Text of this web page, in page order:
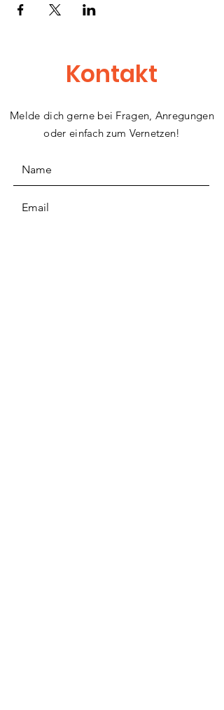
Kontakt
Melde dich gerne bei Fragen, Anregungen
oder einfach zum Vernetzen!